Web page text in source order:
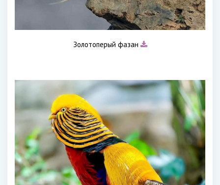
Золотоперый фазан